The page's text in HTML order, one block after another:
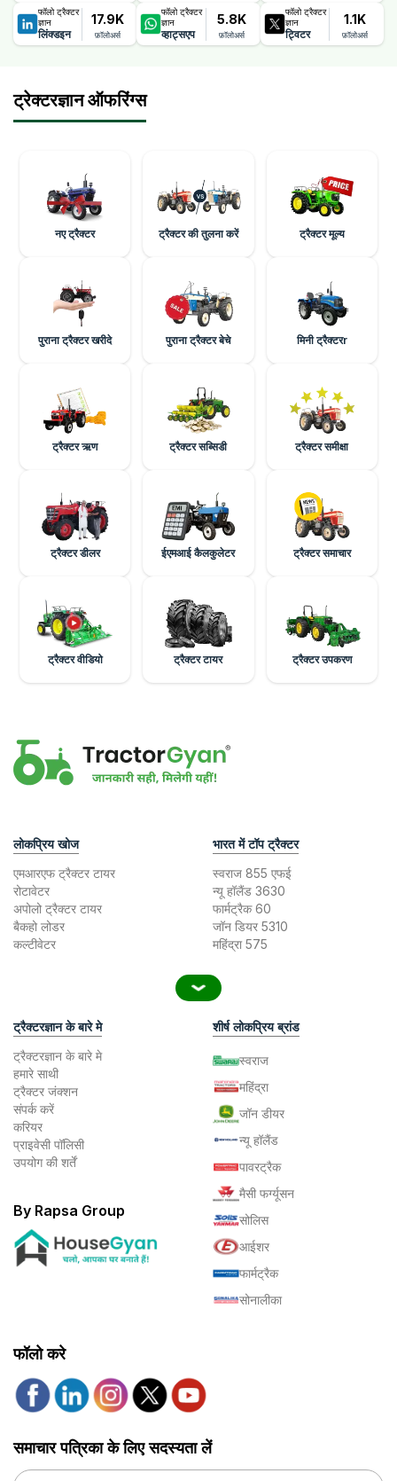
फॉलो ट्रैक्टर
ज्ञान
लिंक्डइन
17.9K
फ़ॉलोअर्स
फॉलो ट्रैक्टर
ज्ञान
व्हाट्सएप
5.8K
फ़ॉलोअर्स
फॉलो ट्रैक्टर
ज्ञान
ट्विटर
1.1K
फ़ॉलोअर्स
ट्रेक्टरज्ञान ऑफरिंग्स
नए ट्रैक्टर ट्रैक्टर की तुलना करें ट्रैक्टर मूल्य
पुराना ट्रैक्टर खरीदे पुराना ट्रैक्टर बेचे मिनी ट्रैक्टरr
ट्रैक्टर ऋण ट्रैक्टर सब्सिडी ट्रैक्टर समीक्षा
ट्रैक्टर डीलर ईएमआई कैलकुलेटर ट्रैक्टर समाचार
ट्रैक्टर वीडियो ट्रैक्टर टायर ट्रैक्टर उपकरण
लोकप्रिय खोज
एमआरएफ ट्रैक्टर टायर
रोटावेटर
अपोलो ट्रैक्टर टायर
बैकहो लोडर
कल्टीवेटर
भारत में टॉप ट्रैक्टर
स्वराज 855 एफई
न्यू हॉलैंड 3630
फार्मट्रैक 60
जॉन डियर 5310
महिंद्रा 575
ट्रैक्टरज्ञान के बारे मे
ट्रैक्टरज्ञान के बारे मे
हमारे साथी
ट्रैक्टर जंक्शन
संपर्क करें
करियर
प्राइवेसी पॉलिसी
उपयोग की शर्तें
By Rapsa Group
शीर्ष लोकप्रिय ब्रांड
स्वराज
महिंद्रा
जॉन डीयर
न्यू हॉलैंड
पावरट्रैक
मैसी फर्ग्यूसन
सोलिस
आईशर
फार्मट्रैक
सोनालीका
फॉलो करे
समाचार पत्रिका के लिए सदस्यता लें